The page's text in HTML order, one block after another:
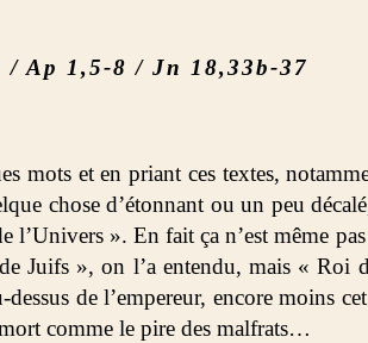
/ Ap 1,5-8 / Jn 18,33b-37
mots et en priant ces textes,
chose d’étonnant ou un peu
l’Univers ». En fait ça n’est même
Juifs », on l’a entendu, mais « Roi
dessus de l’empereur, encore moins
comme le pire des malfrats…